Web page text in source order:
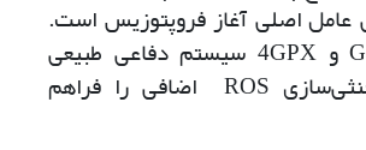
عامل اصلی آغاز فروپتوزیس است.
در‌حالی‌که GSH و 4GPX سیستم دفاعی طبیعی
سلول برای خنثی‌سازی ROS اضافی را فراهم